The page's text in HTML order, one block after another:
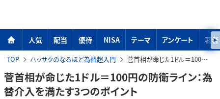
人気 配当 優待 NISA テーマ アンケート 著者
TOP ハッサクのなるほど為替超入門 菅首相が命じた1ドル＝100円の防衛ライン：為替介入を満たす3つのポイント
菅首相が命じた1ドル＝100円の防衛ライン：為
替介入を満たす3つのポイント